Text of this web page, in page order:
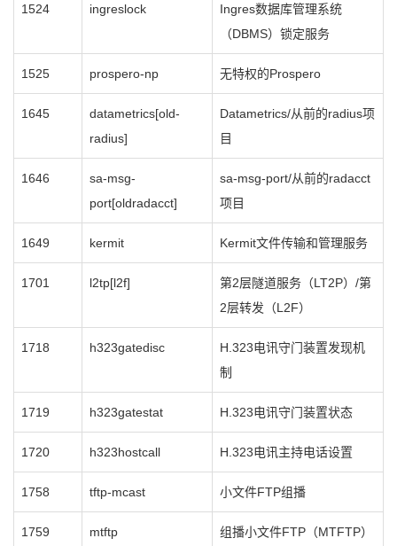
1524 ingreslock
Ingres数据库管理系统
（DBMS）锁定服务
1525 prospero-np 无特权的Prospero
1645
datametrics[old-
radius]
Datametrics/从前的radius项
目
1646
sa-msg-
port[oldradacct]
sa-msg-port/从前的radacct
项目
1649 kermit Kermit文件传输和管理服务
1701 l2tp[l2f]
第2层隧道服务（LT2P）/第
2层转发（L2F）
1718 h323gatedisc
H.323电讯守门装置发现机
制
1719 h323gatestat H.323电讯守门装置状态
1720 h323hostcall H.323电讯主持电话设置
1758 tftp-mcast 小文件FTP组播
1759 mtftp 组播小文件FTP（MTFTP）